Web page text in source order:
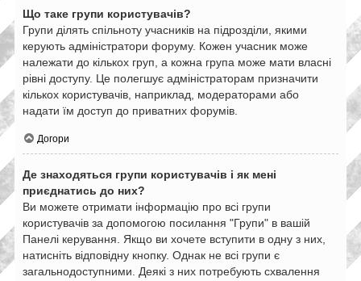
Що таке групи користувачів?
Групи ділять спільноту учасників на підрозділи, якими
керують адміністратори форуму. Кожен учасник може
належати до кількох груп, а кожна група може мати власні
рівні доступу. Це полегшує адміністраторам призначити
кількох користувачів, наприклад, модераторами або
надати їм доступ до приватних форумів.
Догори
Де знаходяться групи користувачів і як мені
приєднатись до них?
Ви можете отримати інформацію про всі групи
користувачів за допомогою посилання "Групи" в вашій
Панелі керування. Якщо ви хочете вступити в одну з них,
натисніть відповідну кнопку. Однак не всі групи є
загальнодоступними. Деякі з них потребують схвалення